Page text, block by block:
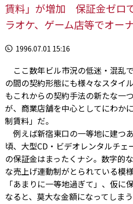
賃料」が増加 保証金ゼロ
ラオケ、ゲーム店等でオー
1996.07.01 15:16
ここ数年ビル市況の低迷・混乱
の間の契約形態にも様々なスタイ
もこれからの契約手法の新たな一
が、商業店舗を中心としてにわか
制賃料」だ。
例えば新宿東口の一等地に建つ
頃、大型CD・ビデオレンタルチェ
の保証金はまったくナシ。数字的
な売上げ連動制がとられている模
「あまりに一等地過ぎて」、仮に
なると、莫大な金額になってしま